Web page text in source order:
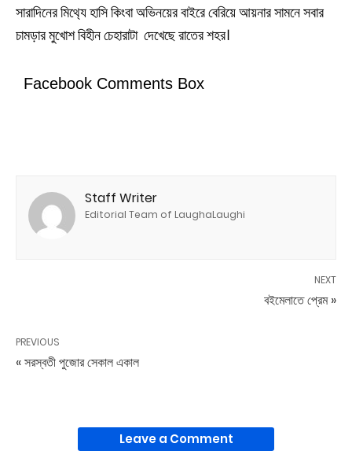
সারাদিনের মিথ‍্যে হাসি কিংবা অভিনয়ের বাইরে বেরিয়ে আয়নার সামনে সবার
চামড়ার মুখোশ বিহীন চেহারাটা দেখেছে রাতের শহর।
Facebook Comments Box
Staff Writer
Editorial Team of LaughaLaughi
NEXT
বইমেলাতে প্রেম »
PREVIOUS
« সরস্বতী পুজোর সেকাল একাল
Leave a Comment